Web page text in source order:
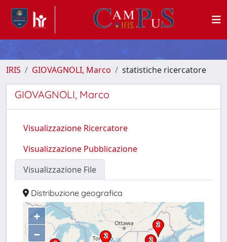
IRIS GIOVAGNOLI, Marco statistiche ricercatore
GIOVAGNOLI, Marco
Visualizzazione Ricercatore
Visualizzazione Pubblicazione
Visualizzazione File
Distribuzione geografica
+
–